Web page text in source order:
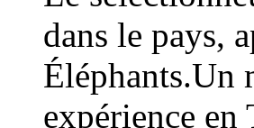
dans le pays,
Éléphants.Un
expérience